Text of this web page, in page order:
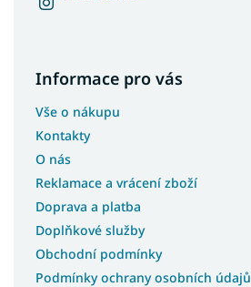
Informace pro vás
Vše o nákupu
Kontakty
O nás
Reklamace a vrácení zboží
Doprava a platba
Doplňkové služby
Obchodní podmínky
Podmínky ochrany osobních údajů